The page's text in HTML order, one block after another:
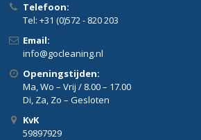
Telefoon:
Tel: +31 (0)572 - 820 203
Email:
info@gocleaning.nl
Openingstijden:
Ma, Wo – Vrij / 8.00 – 17.00
Di, Za, Zo – Gesloten
KvK
59897929